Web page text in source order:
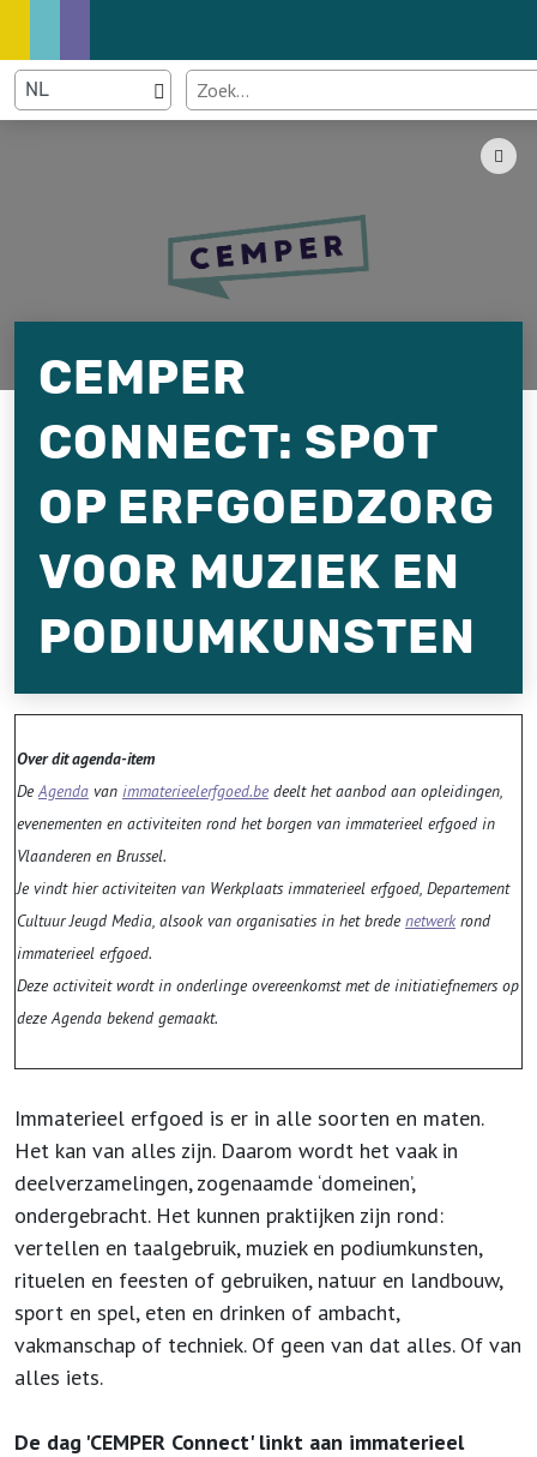
CEMPER
CONNECT: SPOT
OP ERFGOEDZORG
VOOR MUZIEK EN
PODIUMKUNSTEN
Over dit agenda-item
DeAgenda van immaterieelerfgoed.be deelt het aanbod aan opleidingen,
evenementen en activiteiten rond het borgen van immaterieel erfgoed in
Vlaanderen en Brussel.
Je vindt hier activiteiten van Werkplaats immaterieel erfgoed, Departement
Cultuur Jeugd Media, alsook van organisaties in het brede netwerkrond
immaterieel erfgoed.
Deze activiteit wordt in onderlinge overeenkomst met de initiatiefnemers op
deze Agenda bekend gemaakt.
Immaterieel erfgoed is er in alle soorten en maten.
Het kan van alles zijn. Daarom wordt het vaak in
deelverzamelingen, zogenaamde ‘domeinen’,
ondergebracht. Het kunnen praktijken zijn rond:
vertellen en taalgebruik, muziek en podiumkunsten,
rituelen en feesten of gebruiken, natuur en landbouw,
sport en spel, eten en drinken of ambacht,
vakmanschap of techniek. Of geen van dat alles. Of van
alles iets.
De dag 'CEMPER Connect' linkt aan immaterieel